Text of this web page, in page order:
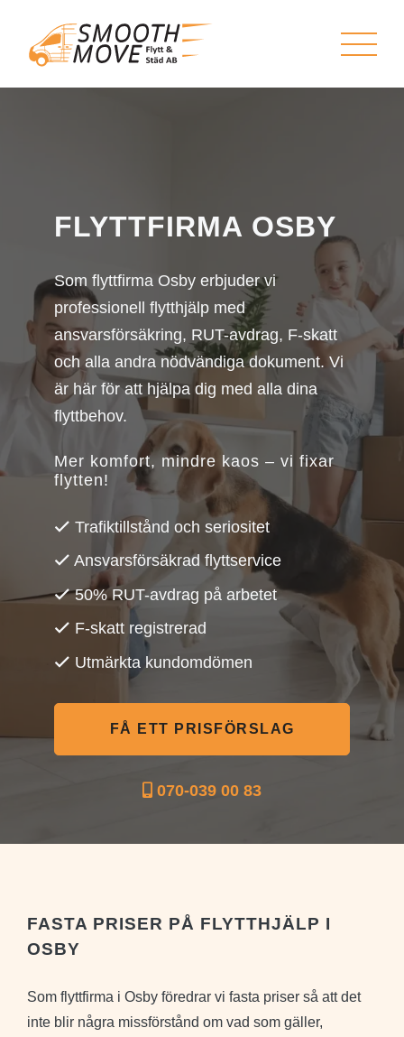
FLYTTFIRMA OSBY
Som flyttfirma Osby erbjuder vi
professionell flytthjälp med
ansvarsförsäkring, RUT-avdrag, F-skatt
och alla andra nödvändiga dokument. Vi
är här för att hjälpa dig med alla dina
flyttbehov.
Mer komfort, mindre kaos – vi fixar
flytten!
Trafiktillstånd och seriositet
Ansvarsförsäkrad flyttservice
50% RUT-avdrag på arbetet
F-skatt registrerad
Utmärkta kundomdömen
FÅ ETT PRISFÖRSLAG
070-039 00 83
FASTA PRISER PÅ FLYTTHJÄLP I
OSBY
Som flyttfirma i Osby föredrar vi fasta priser så att det
inte blir några missförstånd om vad som gäller,